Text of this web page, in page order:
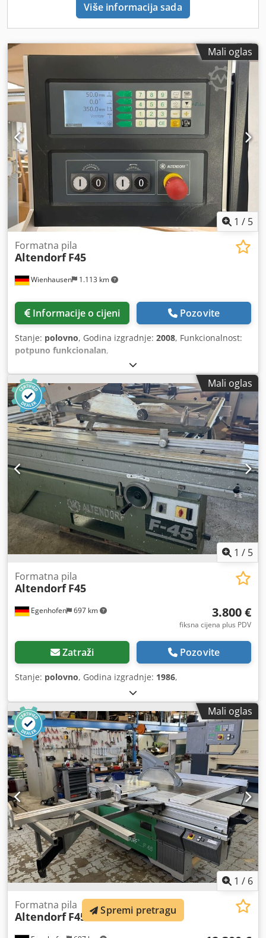
Više informacija sada
Mali oglas
1 / 5
Wienhausen 1.113 km
Formatna pila
Altendorf F45
Informacije o cijeni Pozovite
Stanje: polovno, Godina izgradnje: 2008, Funkcionalnost:
potpuno funkcionalan,
Mali oglas
1 / 5
Egenhofen 697 km
Formatna pila
Altendorf F45
3.800 €
fiksna cijena plus PDV
Zatraži Pozovite
Stanje: polovno, Godina izgradnje: 1986,
Mali oglas
1 / 6
Formatna pila
Altendorf F45 3 AchsSpremi pretragu